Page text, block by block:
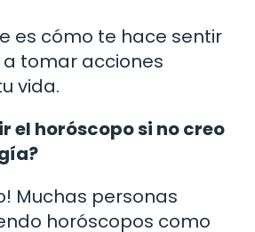
es cómo te hace sentir
a tomar acciones
vida.
el horóscopo si no creo
Muchas personas
horóscopos como